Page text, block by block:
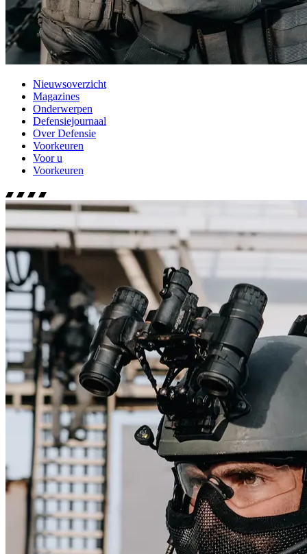
Nieuwsoverzicht
Magazines
Onderwerpen
Defensiejournaal
Over Defensie
Voorkeuren
Voor u
Voorkeuren